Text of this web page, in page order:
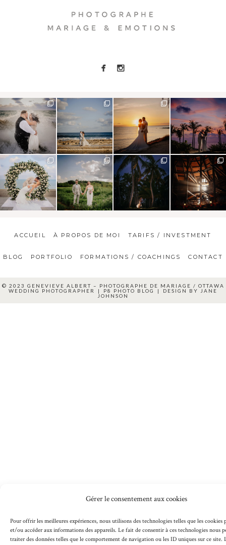
Gérer le consentement aux cookies
Pour offrir les meilleures expériences, nous utilisons des technologies telles que les cookies
et/ou accéder aux informations des appareils. Le fait de consentir à ces technologies nous
traiter des données telles que le comportement de navigation ou les ID uniques sur ce site.
ACCUEIL À PROPOS DE MOI TARIFS / INVESTMENT
BLOG PORTFOLIO FORMATIONS / COACHINGS CONTACT
© 2023 GENEVIEVE ALBERT – PHOTOGRAPHE DE MARIAGE / OTTAWA
WEDDING PHOTOGRAPHER
| P8 PHOTO BLOG | DESIGN BY
JANE
JOHNSON